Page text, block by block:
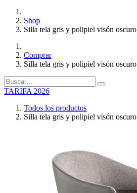
Shop
Silla tela gris y polipiel visón oscuro
Comprar
Silla tela gris y polipiel visón oscuro
TARIFA 2026
Todos los productos
Silla tela gris y polipiel visón oscuro